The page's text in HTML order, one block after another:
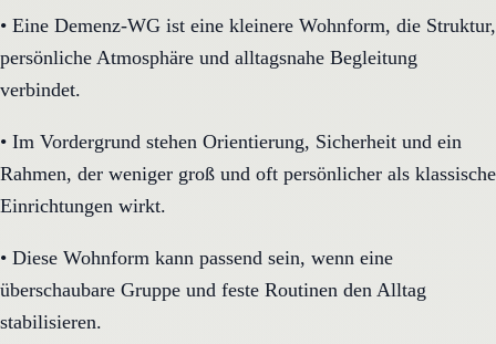
• Eine Demenz-WG ist eine kleinere Wohnform, die Struktur,
persönliche Atmosphäre und alltagsnahe Begleitung
verbindet.
• Im Vordergrund stehen Orientierung, Sicherheit und ein
Rahmen, der weniger groß und oft persönlicher als klassische
Einrichtungen wirkt.
• Diese Wohnform kann passend sein, wenn eine
überschaubare Gruppe und feste Routinen den Alltag
stabilisieren.